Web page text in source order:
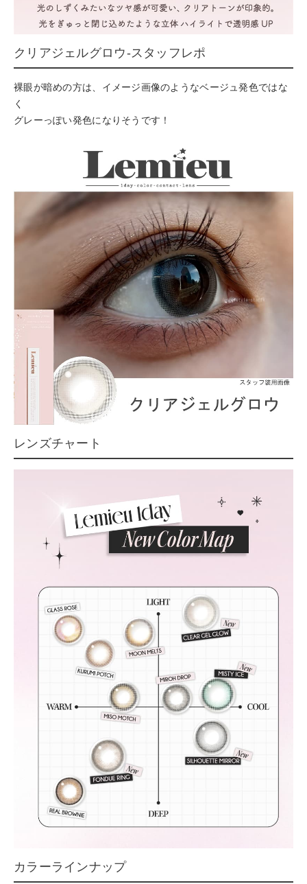
クリアジェルグロウ-スタッフレポ
裸眼が暗めの方は、イメージ画像のようなベージュ発色ではな
く
グレーっぽい発色になりそうです！
レンズチャート
カラーラインナップ